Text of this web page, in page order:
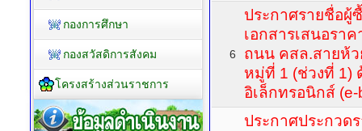
6
ประกาศรายชื่อผู้
เอกสารเสนอรา
ถนน คสล.สายห้ว
หมู่ที่ 1 (ช่วงที่ 1)
อิเล็กทรอนิกส์ (e-
ประกาศประกวด
กองการศึกษา
กองสวัสดิการสังคม
โครงสร้างส่วนราชการ